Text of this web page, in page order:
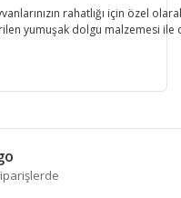
rahatlığı için özel
yumuşak dolgu malzemesi ile
yapın!
ederiz.